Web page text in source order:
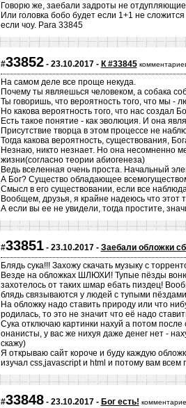
Говорю же, заебали задроты не
Или головка бобо будет если 1+1 не
если чоу. Para 33845
#33852- 23.10.2017 - К #33845
На самом деле все проще некуда.
Почему ты являешься человеком, а собака
Ты говоришь, что вероятность того, что мы -
Но какова вероятность того, что нас создал
Есть такое понятие - как эволюция. И она
Присутствие творца в этом процессе не
Тогда какова вероятность, существования,
Незнаю, никто незнает. Но она несомненно
жизни(согласно теории абиогенеза)
Ведь вселенная очень проста. Начальный
А Бог? Существо обладающее
Смысл в его существовании, если все
Вообщем, друзья, я крайне надеюсь что этот
А если вы ее не увидели, тогда простите,
#33851- 23.10.2017 - Заебали обложки
Блядь сука!!! Захожу скачать музыку с
Везде на обложках ШЛЮХИ! Тупые пёзды
захотелось от таких шмар ебать пиздец!
блядь связываются у людей с тупыми
На обложку надо ставить природу или что
родилась, то это не значит что её надо
Сука отключаю картинки нахуй а потом
онанисты, у вас же нихуя даже денег нет -
скажу)
Я открываю сайт короче и буду каждую
изучал css,javascript и html и потому вам
#33848- 23.10.2017 - Бог есть!